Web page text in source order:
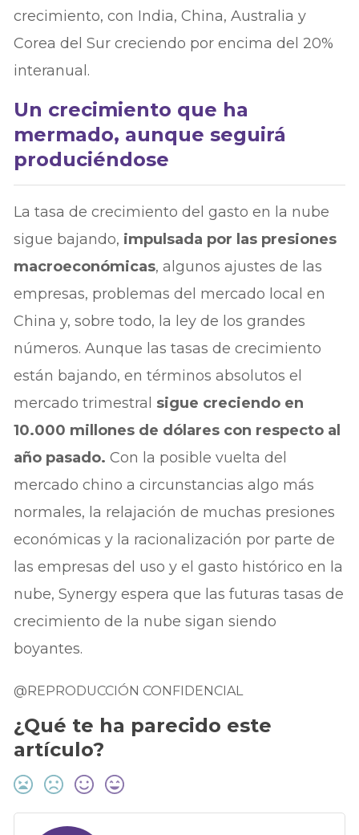
crecimiento, con India, China, Australia y
Corea del Sur creciendo por encima del 20%
interanual.
Un crecimiento que ha
mermado, aunque seguirá
produciéndose
La tasa de crecimiento del gasto en la nube
sigue bajando, impulsada por las presiones
macroeconómicas, algunos ajustes de las
empresas, problemas del mercado local en
China y, sobre todo, la ley de los grandes
números. Aunque las tasas de crecimiento
están bajando, en términos absolutos el
mercado trimestral sigue creciendo en
10.000 millones de dólares con respecto al
año pasado. Con la posible vuelta del
mercado chino a circunstancias algo más
normales, la relajación de muchas presiones
económicas y la racionalización por parte de
las empresas del uso y el gasto histórico en la
nube, Synergy espera que las futuras tasas de
crecimiento de la nube sigan siendo
boyantes.
@REPRODUCCIÓN CONFIDENCIAL
¿Qué te ha parecido este
artículo?